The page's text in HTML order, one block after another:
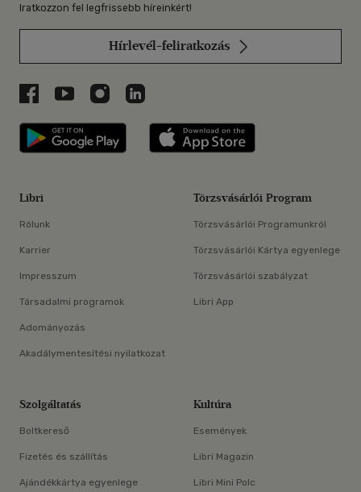
Iratkozzon fel legfrissebb híreinkért!
Hírlevél-feliratkozás
Libri a Facebookon
Libri a Youtube-on
Libri az Instagramon
Libri a LinkedInen
Libri applikáció Szerezd meg: Google
Libri
Rólunk
Karrier
Impresszum
Társadalmi programok
Adományozás
Akadálymentesítési nyilatkozat
Törzsvásárlói Program
Törzsvásárlói Programunkról
Törzsvásárlói Kártya egyenlege
Törzsvásárlói szabályzat
Libri App
Szolgáltatás
Boltkereső
Fizetés és szállítás
Ajándékkártya egyenlege
Kultúra
Események
Libri Magazin
Libri Mini Polc